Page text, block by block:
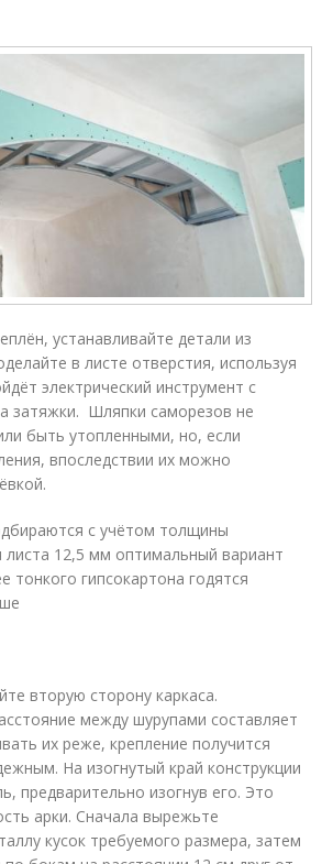
устанавливайте детали из
в листе отверстия, используя
электрический инструмент с
затяжки. Шляпки саморезов не
быть утопленными, но, если
впоследствии их можно
с учётом толщины
листа 12,5 мм оптимальный вариант
тонкого гипсокартона годятся
вторую сторону каркаса.
между шурупами составляет
их реже, крепление получится
На изогнутый край конструкции
предварительно изогнув его. Это
арки. Сначала вырежьте
кусок требуемого размера, затем